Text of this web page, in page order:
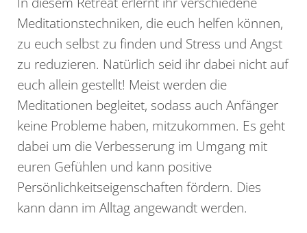
Meditationstechniken, die euch helfen können,
zu euch selbst zu finden und Stress und Angst
zu reduzieren. Natürlich seid ihr dabei nicht auf
euch allein gestellt! Meist werden die
Meditationen begleitet, sodass auch Anfänger
keine Probleme haben, mitzukommen. Es geht
dabei um die Verbesserung im Umgang mit
euren Gefühlen und kann positive
Persönlichkeitseigenschaften fördern. Dies
kann dann im Alltag angewandt werden.